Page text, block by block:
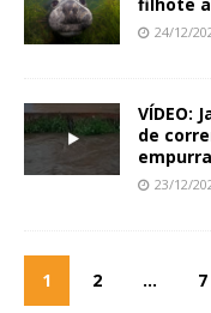
24/12/
VÍDEO:
de
23/12/
1 2 … 7